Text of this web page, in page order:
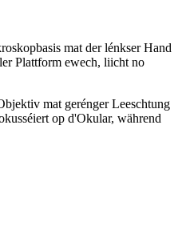
mat der lénkser Hand
Plattform ewech, liicht no
mat gerénger Leeschtung
op d'Okular, während